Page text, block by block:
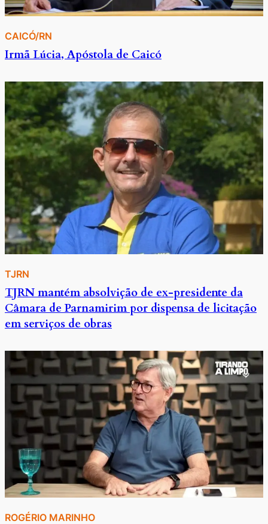
CAICÓ/RN
Irmã Lúcia, Apóstola de Caicó
TJRN
TJRN mantém absolvição de ex-presidente da
Câmara de Parnamirim por dispensa de licitação
em serviços de obras
ROGÉRIO MARINHO